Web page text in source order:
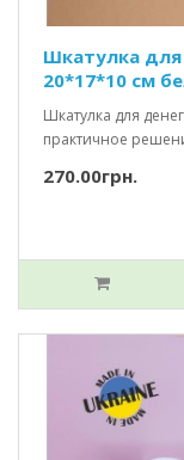
Шкатулка
20*17*10 см
Шкатулка для
практичное
270.00грн.